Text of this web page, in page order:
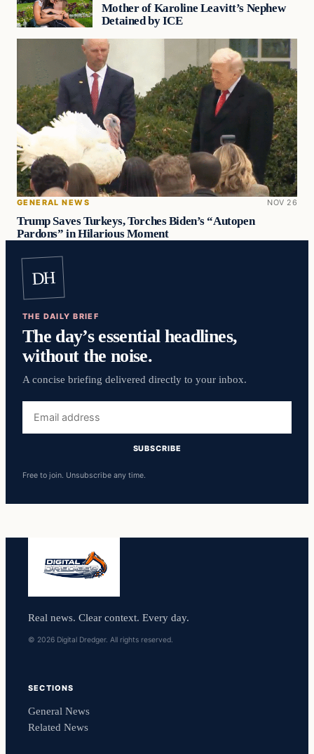
Mother of Karoline Leavitt’s Nephew
Detained by ICE
GENERAL NEWS NOV 26
Trump Saves Turkeys, Torches Biden’s “Autopen
Pardons” in Hilarious Moment
DH
THE DAILY BRIEF
The day’s essential headlines,
without the noise.
A concise briefing delivered directly to your inbox.
address
SUBSCRIBE
Free to join. Unsubscribe any time.
Real news. Clear context. Every day.
© 2026 Digital Dredger. All rights reserved.
SECTIONS
General News
Related News